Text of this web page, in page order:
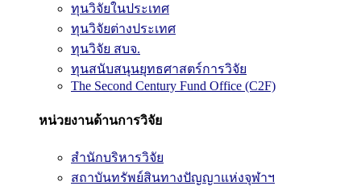
ทุนวิจัยในประเทศ
ทุนวิจัยต่างประเทศ
ทุนวิจัย สบจ.
ทุนสนับสนุนยุทธศาสตร์การวิจัย
The Second Century Fund Office (C2F)
หน่วยงานด้านการวิจัย
สำนักบริหารวิจัย
สถาบันทรัพย์สินทางปัญญาแห่งจุฬาฯ